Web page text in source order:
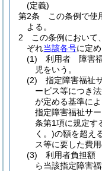
(定義)
第2条
この条例で使
よる。
2
この条例において、
ぞれ当該各号に定
(1)
利用者 障害
児をいう。
(2)
指定障害福祉
ービス等につき
が定める基準に
指定障害福祉サ
条第1項に規定す
く。)の額を超え
ス等に要した費
(3)
利用者負担額
ら当該指定障害